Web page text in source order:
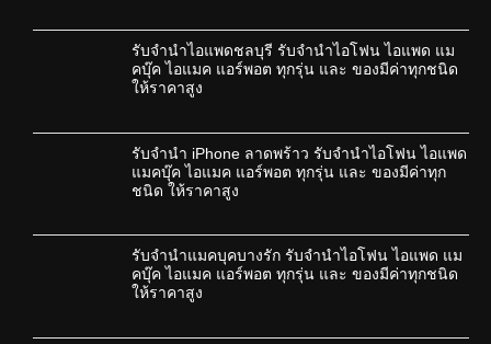
รับจำนำไอแพดชลบุรี รับจำนำไอโฟน ไอแพด แม
คบุ๊ค ไอแมค แอร์พอต ทุกรุ่น และ ของมีค่าทุกชนิด
ให้ราคาสูง
รับจำนำ iPhone ลาดพร้าว รับจำนำไอโฟน ไอแพด
แมคบุ๊ค ไอแมค แอร์พอต ทุกรุ่น และ ของมีค่าทุก
ชนิด ให้ราคาสูง
รับจำนำแมคบุคบางรัก รับจำนำไอโฟน ไอแพด แม
คบุ๊ค ไอแมค แอร์พอต ทุกรุ่น และ ของมีค่าทุกชนิด
ให้ราคาสูง